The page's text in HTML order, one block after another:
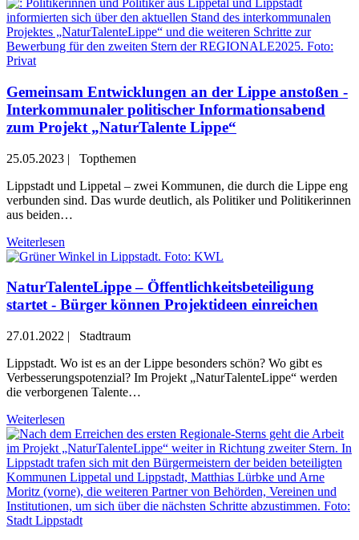
Gemeinsam Entwicklungen an der Lippe anstoßen -
Interkommunaler politischer Informationsabend
zum Projekt „NaturTalente Lippe“
25.05.2023 |
Topthemen
Lippstadt und Lippetal – zwei Kommunen, die durch die Lippe eng
verbunden sind. Das wurde deutlich, als Politiker und Politikerinnen
aus beiden…
Weiterlesen
NaturTalenteLippe – Öffentlichkeitsbeteiligung
startet - Bürger können Projektideen einreichen
27.01.2022 |
Stadtraum
Lippstadt. Wo ist es an der Lippe besonders schön? Wo gibt es
Verbesserungspotenzial? Im Projekt „NaturTalenteLippe“ werden
die verborgenen Talente…
Weiterlesen